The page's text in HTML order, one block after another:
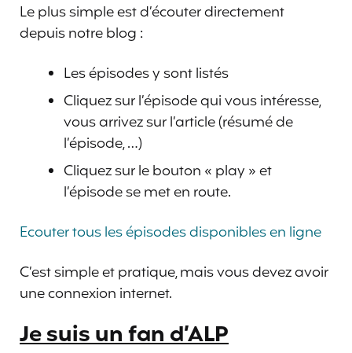
Le plus simple est d’écouter directement
depuis notre blog :
Les épisodes y sont listés
Cliquez sur l’épisode qui vous intéresse,
vous arrivez sur l’article (résumé de
l’épisode, …)
Cliquez sur le bouton « play » et
l’épisode se met en route.
Ecouter tous les épisodes disponibles en ligne
C’est simple et pratique, mais vous devez avoir
une connexion internet.
Je suis un fan d’ALP